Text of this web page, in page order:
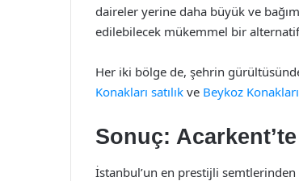
daireler yerine daha büyük ve
edilebilecek mükemmel bir
Her iki bölge de, şehrin
Konakları satılık ve Beykoz
Sonuç:
İstanbul’un en prestijli